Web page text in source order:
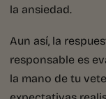
la ansiedad.
Aun así, la
responsable es
la mano de tu